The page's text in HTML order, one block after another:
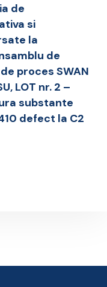
de
si
la
de
proces SWAN
LOT nr. 2 –
substante
defect la C2